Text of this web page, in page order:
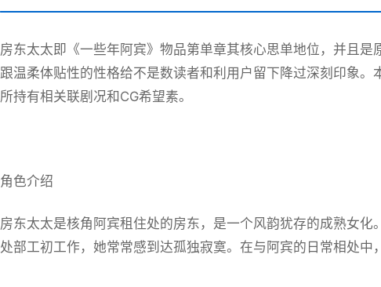
房东太太即《一些年阿宾》物品第单章其核心思单地位，并且
跟温柔体贴性的性格给不是数读者和利用户留下降过深刻印象
所持有相关联剧况和CG希望素。
角色介绍
房东太太是核角阿宾租住处的房东，是一个风韵犹存的成熟女
处部工初工作，她常常感到达孤独寂寞。在与阿宾的日常相处中